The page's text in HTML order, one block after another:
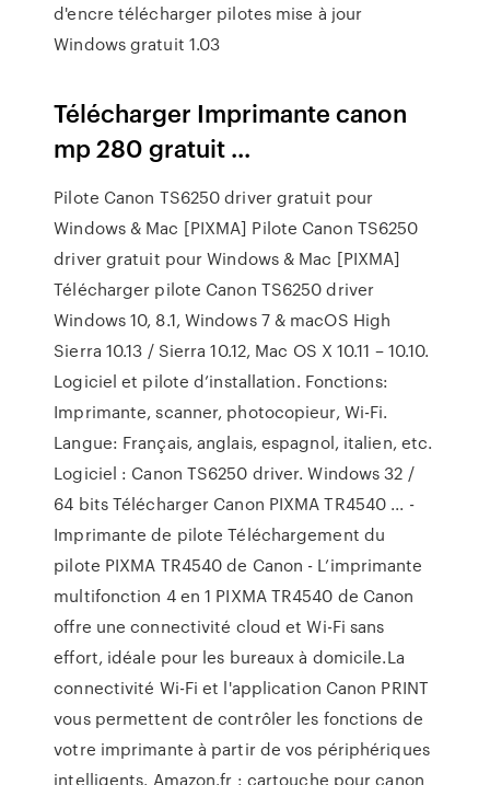
d'encre télécharger pilotes mise à jour
Windows gratuit 1.03
Télécharger Imprimante canon
mp 280 gratuit ...
Pilote Canon TS6250 driver gratuit pour
Windows & Mac [PIXMA] Pilote Canon TS6250
driver gratuit pour Windows & Mac [PIXMA]
Télécharger pilote Canon TS6250 driver
Windows 10, 8.1, Windows 7 & macOS High
Sierra 10.13 / Sierra 10.12, Mac OS X 10.11 – 10.10.
Logiciel et pilote d’installation. Fonctions:
Imprimante, scanner, photocopieur, Wi-Fi.
Langue: Français, anglais, espagnol, italien, etc.
Logiciel : Canon TS6250 driver. Windows 32 /
64 bits Télécharger Canon PIXMA TR4540 ... -
Imprimante de pilote Téléchargement du
pilote PIXMA TR4540 de Canon - L’imprimante
multifonction 4 en 1 PIXMA TR4540 de Canon
offre une connectivité cloud et Wi-Fi sans
effort, idéale pour les bureaux à domicile.La
connectivité Wi-Fi et l'application Canon PRINT
vous permettent de contrôler les fonctions de
votre imprimante à partir de vos périphériques
intelligents. Amazon.fr : cartouche pour canon